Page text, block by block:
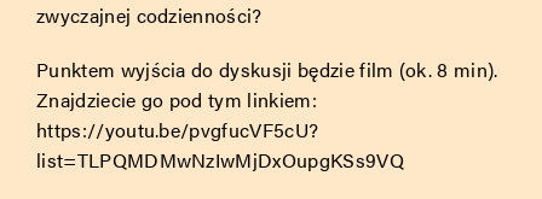
zwyczajnej codzienności?
Punktem wyjścia do dyskusji będzie film (ok. 8 min).
Znajdziecie go pod tym linkiem:
https://youtu.be/pvgfucVF5cU?
list=TLPQMDMwNzIwMjDxOupgKSs9VQ